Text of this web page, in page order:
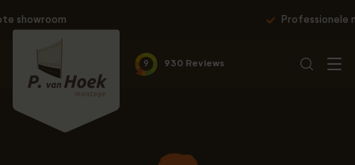
Professionele montage & 10 jaar garantie
9 930 Reviews